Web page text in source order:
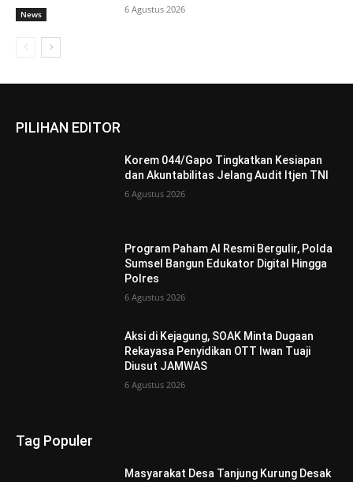
News 6 Agustus 2026
PILIHAN EDITOR
Korem 044/Gapo Tingkatkan Kesiapan
dan Akuntabilitas Jelang Audit Itjen TNI
6 Agustus 2026
Program Paham AI Resmi Bergulir, Polda
Sumsel Bangun Edukator Digital Hingga
Polres
6 Agustus 2026
Aksi di Kejagung, SOAK Minta Dugaan
Rekayasa Penyidikan OTT Iwan Tuaji
Diusut JAMWAS
6 Agustus 2026
Tag Populer
Masyarakat Desa Tanjung Kurung Desak